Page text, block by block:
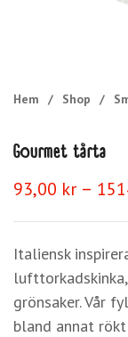
Hem / Shop /
Gourmet tårta
93,00 kr –
Italiensk
grönsaker. Vår
bland annat